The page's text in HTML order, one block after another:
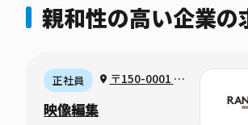
親和性の高い企業の
正社員
〒150-0001 渋
映像編集